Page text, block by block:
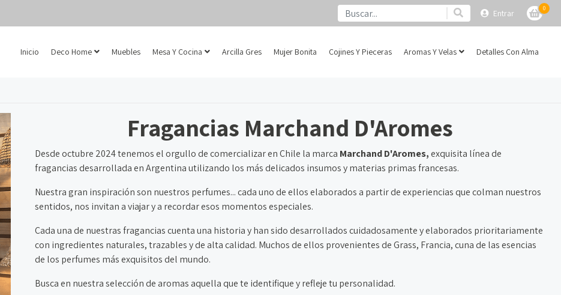
Entrar 0
Inicio Deco Home Muebles Mesa Y Cocina Arcilla Gres Mujer Bonita Cojines Y Pieceras Aromas Y Velas Detalles Con Alma
Fragancias Marchand D'Aromes
Desde octubre 2024 tenemos el orgullo de comercializar en Chile la marca Marchand D'Aromes,exquisita línea de
fragancias desarrollada en Argentina utilizando los más delicados insumos y materias primas francesas.
Nuestra gran inspiración son nuestros perfumes... cada uno de ellos elaborados a partir de experiencias que colman nuestros
sentidos, nos invitan a viajar y a recordar esos momentos especiales.
Cada una de nuestras fragancias cuenta una historia y han sido desarrollados cuidadosamente y elaborados prioritariamente
con ingredientes naturales, trazables y de alta calidad. Muchos de ellos provenientes de Grass, Francia, cuna de las esencias
de los perfumes más exquisitos del mundo.
Busca en nuestra selección de aromas aquella que te identifique y refleje tu personalidad.